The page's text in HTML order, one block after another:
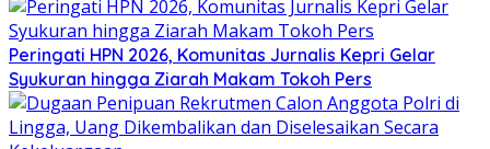
Peringati HPN 2026, Komunitas Jurnalis Kepri Gelar
Syukuran hingga Ziarah Makam Tokoh Pers